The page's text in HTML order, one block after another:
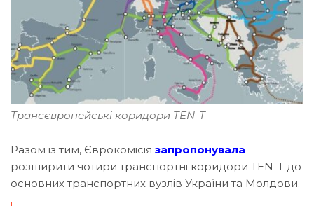
Трансєвропейські коридори TEN-Т
Разом із тим, Єврокомісія запропонувала
розширити чотири транспортні коридори TEN-T до
основних транспортних вузлів України та Молдови.